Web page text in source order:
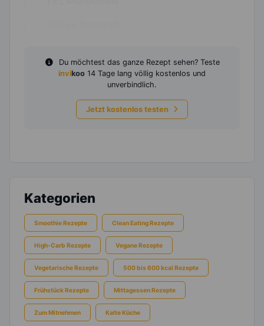
Du möchtest das ganze Rezept sehen? Teste
invikoo 14 Tage lang völlig kostenlos und
unverbindlich.
Jetzt kostenlos testen
Kategorien
Smoothie Rezepte Clean Eating Rezepte
High-Carb Rezepte Vegane Rezepte
Vegetarische Rezepte 500 bis 600 kcal Rezepte
Frühstück Rezepte Mittagessen Rezepte
Zum Mitnehmen Kalte Küche